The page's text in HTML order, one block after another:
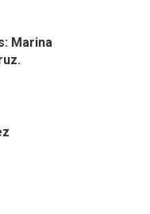
Marina